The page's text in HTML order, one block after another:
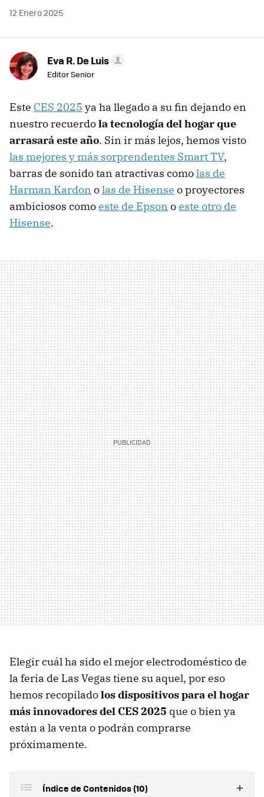
12 Enero 2025
Eva R. De Luis
Editor Senior
Este CES 2025 ya ha llegado a su fin dejando en
nuestro recuerdola tecnología del hogar que
arrasará este año. Sin ir más lejos, hemos visto
las mejores y más sorprendentes Smart TV,
barras de sonido tan atractivas comolas de
Harman Kardon olas de Hisense o proyectores
ambiciosos comoeste de Epson oeste otro de
Hisense.
Elegir cuál ha sido el mejor electrodoméstico de
la feria de Las Vegas tiene su aquel, por eso
hemos recopiladolos dispositivos para el hogar
más innovadores del CES 2025 que o bien ya
están a la venta o podrán comprarse
próximamente.
Índice de Contenidos (10)